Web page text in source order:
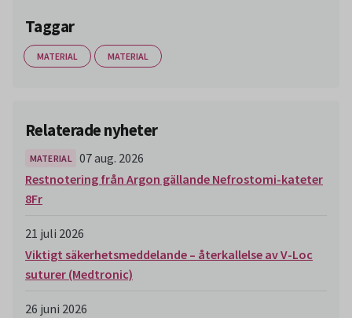
Taggar
MATERIAL MATERIAL
Relaterade nyheter
MATERIAL
07 aug. 2026
Restnotering från Argon gällande Nefrostomi-kateter
8Fr
21 juli 2026
Viktigt säkerhetsmeddelande – återkallelse av V-Loc
suturer (Medtronic)
26 juni 2026